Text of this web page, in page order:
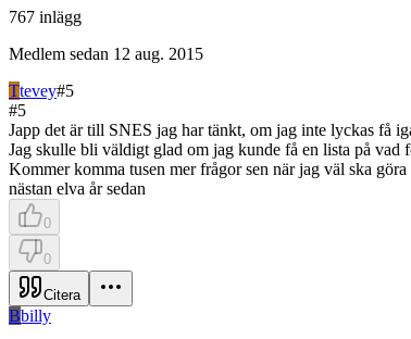
767 inlägg
Medlem sedan 12 aug. 2015
Ttevey#5
#5
Japp det är till SNES jag har tänkt, om jag inte lyckas få
Jag skulle bli väldigt glad om jag kunde få en lista på vad
Kommer komma tusen mer frågor sen när jag väl ska
nästan elva år sedan
0
0
Citera
Bbilly